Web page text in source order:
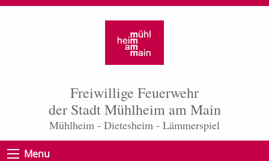
Freiwillige Feuerwehr
der Stadt Mühlheim am Main
Mühlheim - Dietesheim - Lämmerspiel
Menu